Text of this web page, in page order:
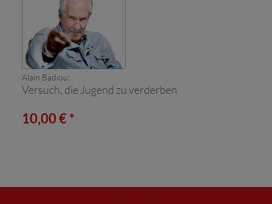
Alain Badiou:
Versuch, die Jugend zu verderben
10,00 € *